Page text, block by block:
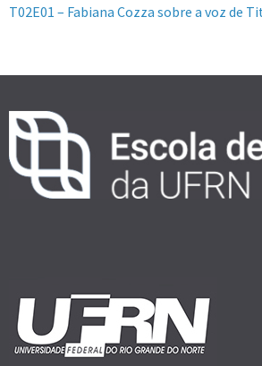
T02E01 – Fabiana Cozza sobre a voz de